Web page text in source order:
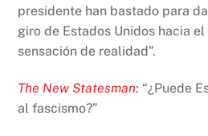
presidente han bastado para
giro de Estados Unidos hacia
sensación de realidad”.
The New Statesman: “¿Puede
al fascismo?”